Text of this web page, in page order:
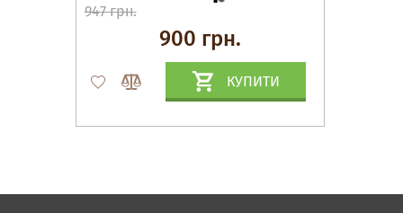
947 грн.
900 грн.
КУПИТИ
Спальні, Ліжка